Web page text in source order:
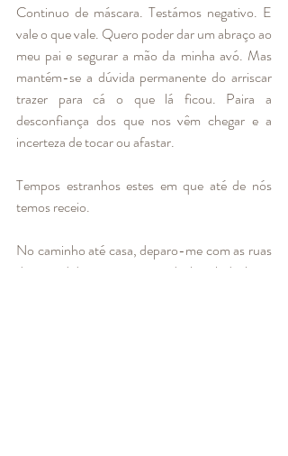
Continuo de máscara. Testámos negativo. E
vale o que vale. Quero poder dar um abraço ao
meu pai e segurar a mão da minha avó. Mas
mantém-se a dúvida permanente do arriscar
trazer para cá o que lá ficou. Paira a
desconfiança dos que nos vêm chegar e a
incerteza de tocar ou afastar.
Tempos estranhos estes em que até de nós
temos receio.
No caminho até casa, deparo-me com as ruas
desimpedidas, os quartos de hotel de luzes